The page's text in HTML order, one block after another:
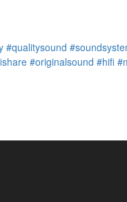
#qualitysound
#originalsound #hifi